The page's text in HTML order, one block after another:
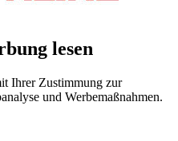
lesen
Ihrer Zustimmung zur
und Werbemaßnahmen.